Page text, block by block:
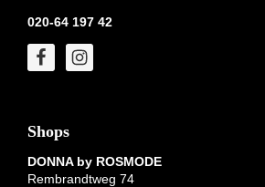
020-64 197 42
Shops
DONNA by ROSMODE
Rembrandtweg 74